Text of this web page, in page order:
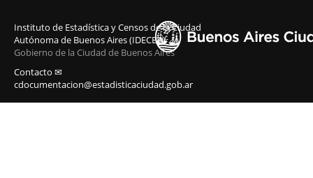
Instituto de Estadística y Censos de la Ciudad
Autónoma de Buenos Aires (IDECBA)
Gobierno de la Ciudad de Buenos Aires
Contacto ✉
cdocumentacion@estadisticaciudad.gob.ar